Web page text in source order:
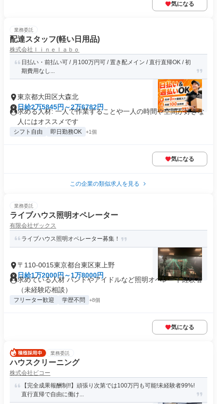
気になる
業務委託
配達スタッフ(軽い日用品)
株式会社ｌｉｎｅｌａｂｏ
日払い・前払い可 / 月100万円可 / 置き配メイン / 直行直帰OK / 初
期費用なし...
東京都大田区大森北
日給2万5845円～2万6782円
求める人材: 一人で作業することや一人の時間や空間が好きな
人にはオススメです
シフト自由 即日勤務OK +1個
気になる
この企業の類似求人を見る
業務委託
ライブハウス照明オペレーター
有限会社ザックス
ライブハウス照明オペレーター募集！
〒110-0015東京都台東区東上野
日給1万2000円～1万8000円
求めている人材 バンドやアイドルなど照明オペレート経験者
（未経験応相談）
フリーター歓迎 学歴不問 +8個
気になる
業務委託
ハウスクリーニング
株式会社ビコー
【完全成果報酬制!!】頑張り次第では100万円も可能!未経験者99%!
直行直帰で自由に働け...